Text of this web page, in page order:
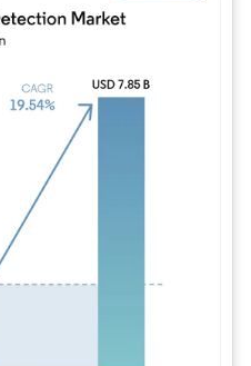
Imagem © Mordor Intelligence. O reuso